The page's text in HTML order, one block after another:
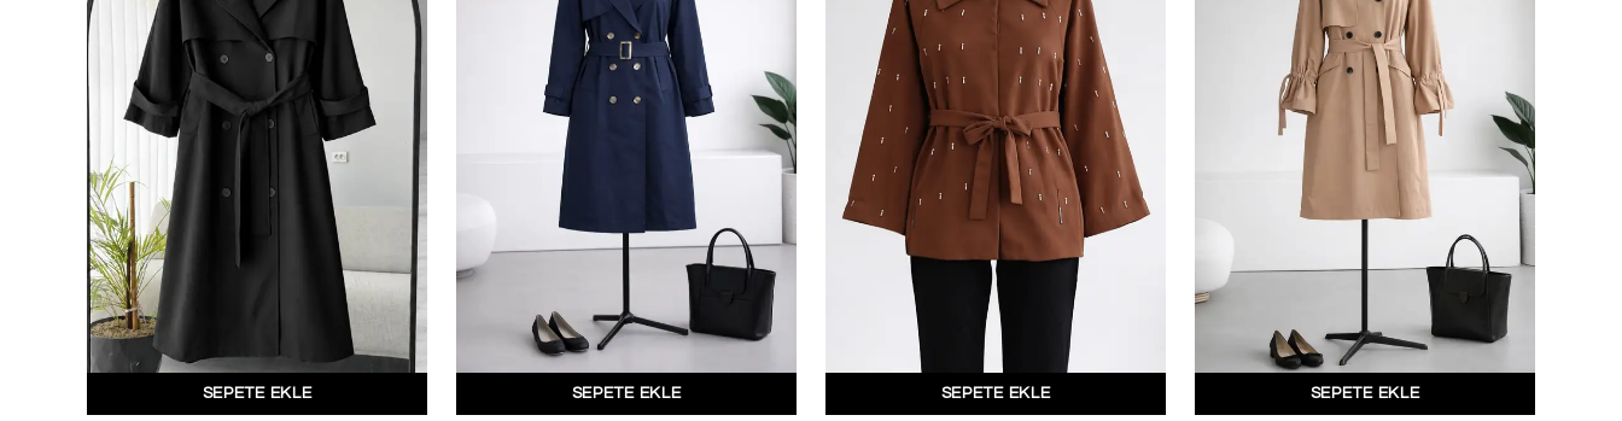
SEPETE EKLE SEPETE EKLE SEPETE EKLE SEPETE EKLE